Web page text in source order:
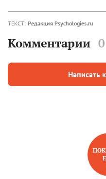
ТЕКСТ: Редакция Psychologies.ru
Комментарии 0
Написать
НОВОЕ